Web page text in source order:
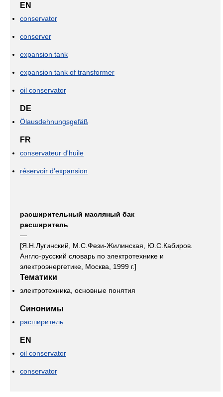
EN
conservator
conserver
expansion tank
expansion tank of transformer
oil conservator
DE
Ölausdehnungsgefäß
FR
conservateur d'huile
réservoir d'expansion
расширительный масляный бак
расширитель
—
[Я.Н.Лугинский, М.С.Фези-Жилинская, Ю.С.Кабиров.
Англо-русский словарь по электротехнике и
электроэнергетике, Москва, 1999 г.]
Тематики
электротехника, основные понятия
Синонимы
расширитель
EN
oil conservator
conservator